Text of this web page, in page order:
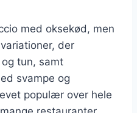
med oksekød, men
der
tun, samt
svampe og
populær over hele